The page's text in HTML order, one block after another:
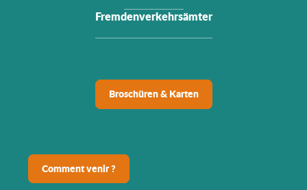
Fremdenverkehrsämter
Broschüren & Karten
Comment venir ?